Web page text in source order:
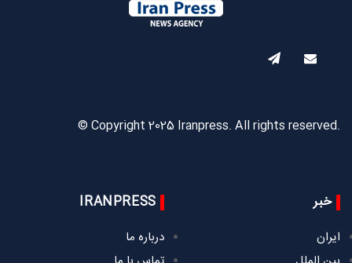
© Copyright 2025 Iranpress. All rights reserved.
خبر
ایران
IRANPRESS
درباره ما